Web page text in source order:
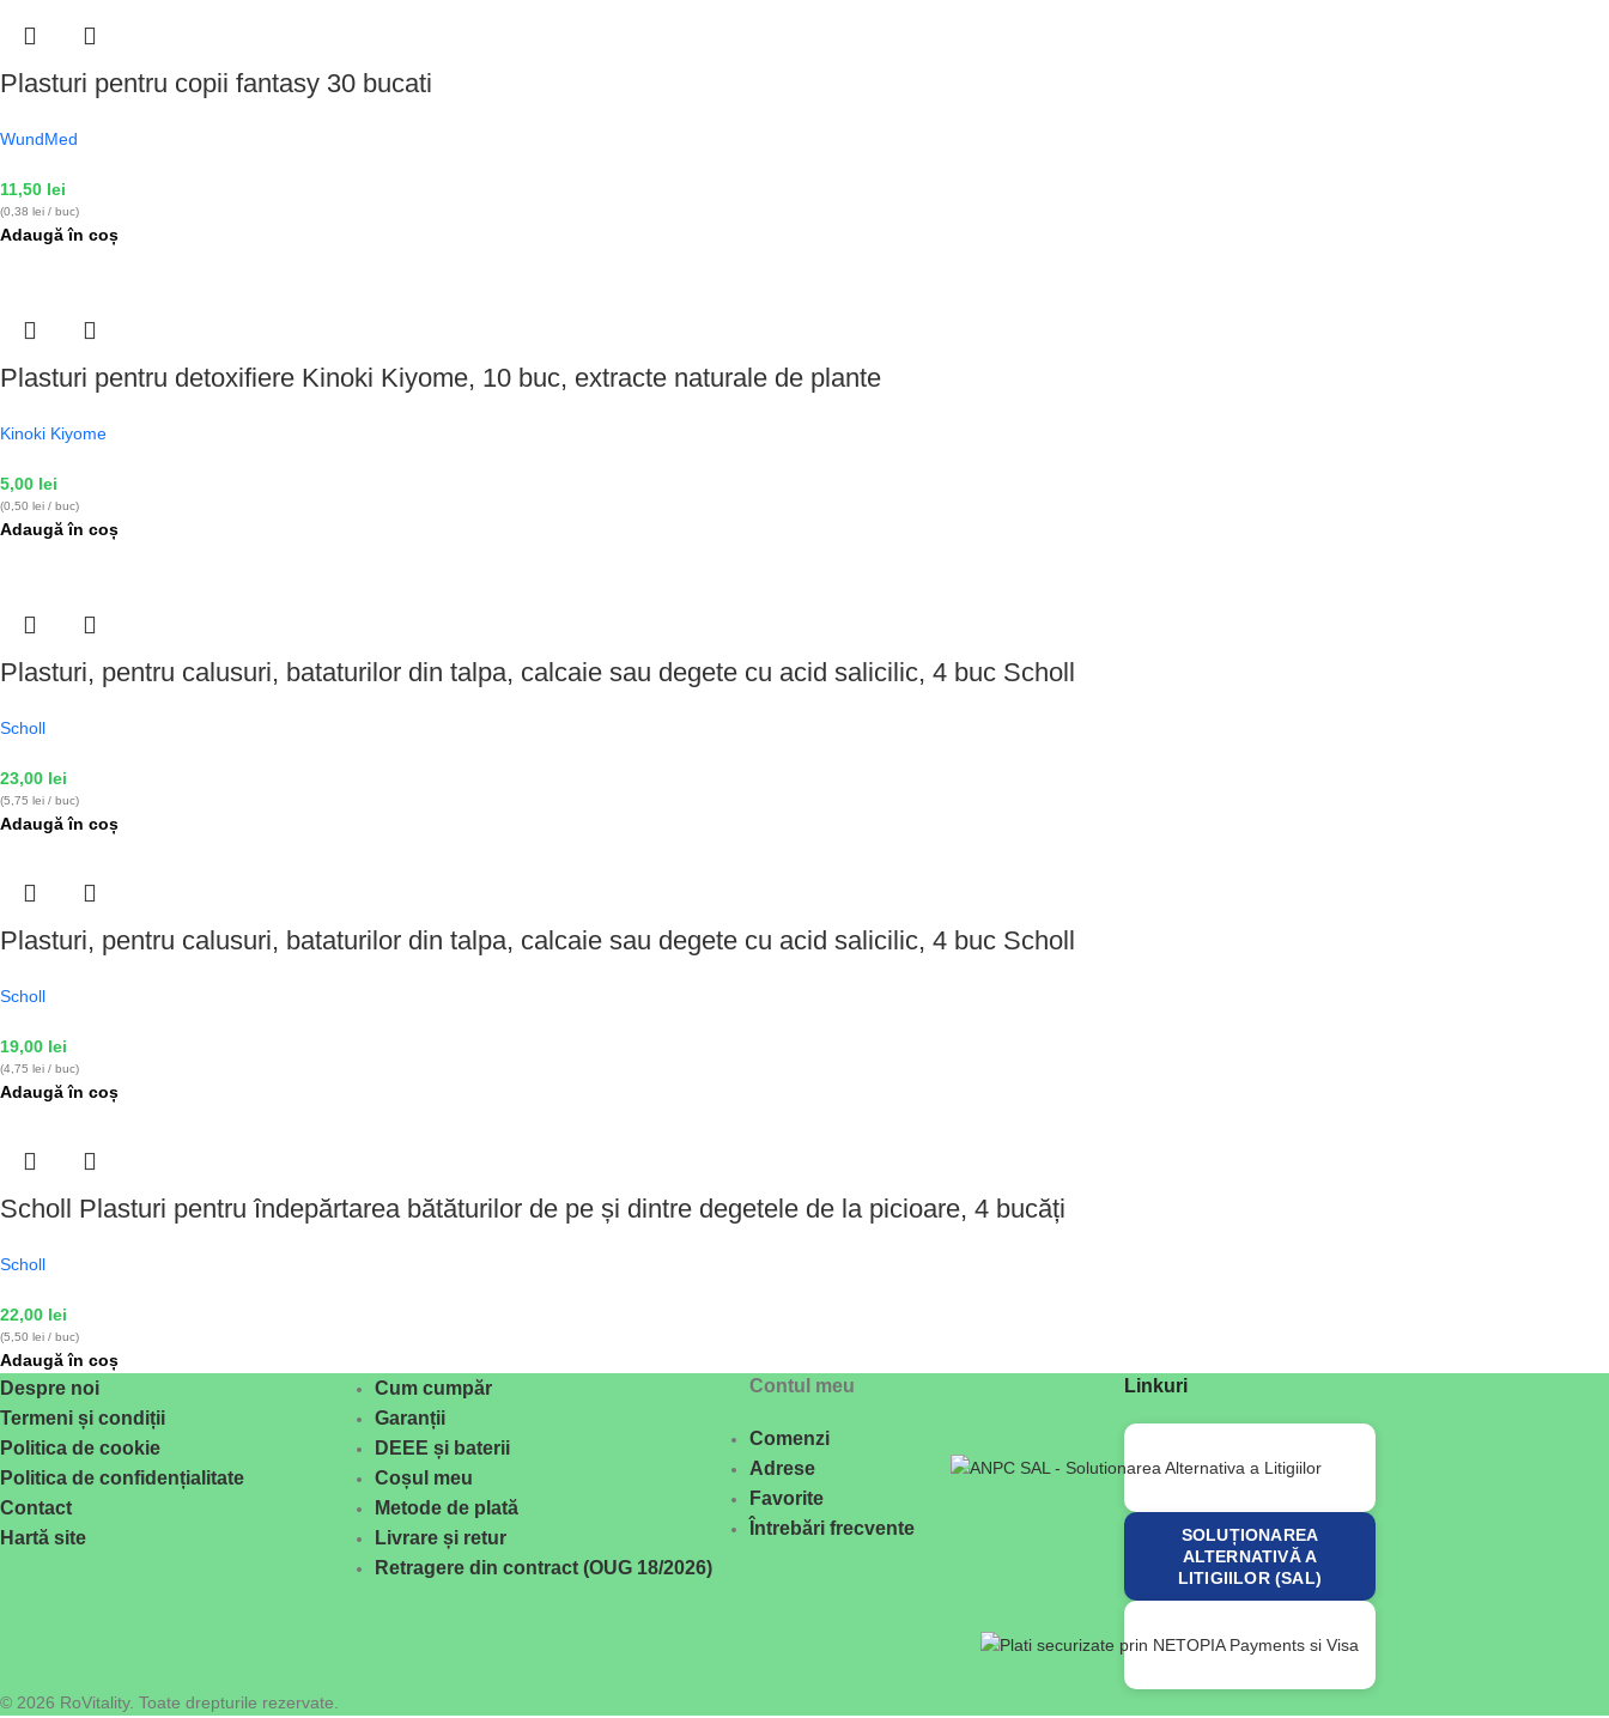
Plasturi pentru copii fantasy 30 bucati
WundMed
11,50 lei
(0,38 lei / buc)
Adaugă în coș
Plasturi pentru detoxifiere Kinoki Kiyome, 10 buc, extracte naturale de plante
Kinoki Kiyome
5,00 lei
(0,50 lei / buc)
Adaugă în coș
Plasturi, pentru calusuri, bataturilor din talpa, calcaie sau degete cu acid salicilic, 4 buc Scholl
Scholl
23,00 lei
(5,75 lei / buc)
Adaugă în coș
Plasturi, pentru calusuri, bataturilor din talpa, calcaie sau degete cu acid salicilic, 4 buc Scholl
Scholl
19,00 lei
(4,75 lei / buc)
Adaugă în coș
Scholl Plasturi pentru îndepărtarea bătăturilor de pe și dintre degetele de la picioare, 4 bucăți
Scholl
22,00 lei
(5,50 lei / buc)
Adaugă în coș
Despre noi
Termeni și condiții
Politica de cookie
Politica de confidențialitate
Contact
Hartă site
Cum cumpăr
Garanții
DEEE și baterii
Coșul meu
Metode de plată
Livrare și retur
Retragere din contract (OUG 18/2026)
Contul meu
Comenzi
Adrese
Favorite
Întrebări frecvente
Linkuri
SOLUȚIONAREA
ALTERNATIVĂ A
LITIGIILOR (SAL)
© 2026 RoVitality. Toate drepturile rezervate.